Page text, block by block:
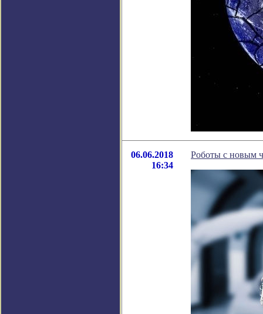
06.06.2018
16:34
Роботы с новым